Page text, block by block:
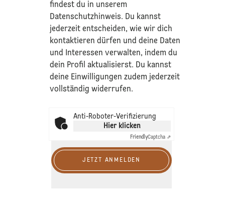
findest du in unserem
Datenschutzhinweis. Du kannst
jederzeit entscheiden, wie wir dich
kontaktieren dürfen und deine Daten
und Interessen verwalten, indem du
dein Profil aktualisierst. Du kannst
deine Einwilligungen zudem jederzeit
vollständig widerrufen.
Anti-Roboter-Verifizierung
Hier klicken
FriendlyCaptcha ⇗
JETZT ANMELDEN